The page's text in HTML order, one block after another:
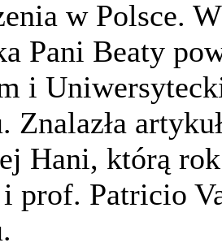
w Polsce.
Pani Beaty
i
Znalazła
Hani, którą
prof. Patricio